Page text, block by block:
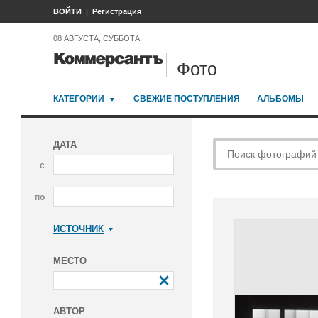
ВОЙТИ Регистрация
08 АВГУСТА, СУББОТА
Фото
КАТЕГОРИИ СВЕЖИЕ ПОСТУПЛЕНИЯ АЛЬБОМЫ
ДАТА
с
по
ИСТОЧНИК
МЕСТО
АВТОР